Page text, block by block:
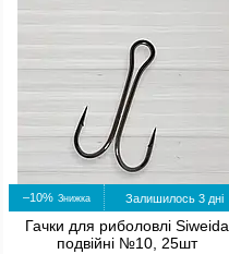
–10% Залишилось 3 дні
Гачки для риболовлі Siweida
подвійні №10, 25шт